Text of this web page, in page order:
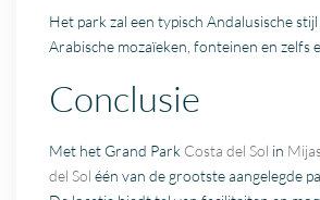
Het park zal een typisch Andalusische
Arabische mozaïeken, fonteinen en zelfs
Conclusie
Met het Grand Park Costa del Sol in
del Sol één van de grootste aangelegde